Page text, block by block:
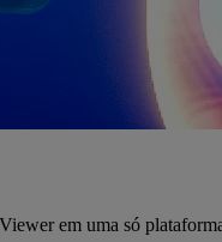
em uma só